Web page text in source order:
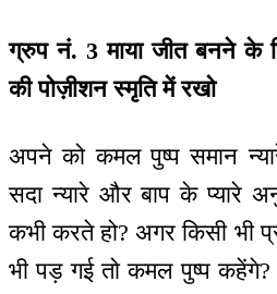
ग्रुप नं. 3 माया जीत बनने के
की पोज़ीशन स्मृति में रखो
अपने को कमल पुष्प समान
सदा न्यारे और बाप के प्यारे
कभी करते हो? अगर किसी भी
भी पड़ गई तो कमल पुष्प कहेंगे?